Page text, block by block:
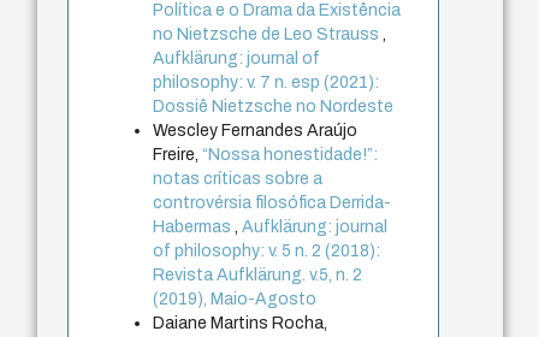
Política e o Drama da Existência
no Nietzsche de Leo Strauss,
Aufklärung: journal of
philosophy: v. 7 n. esp (2021):
Dossiê Nietzsche no Nordeste
Wescley Fernandes Araújo
Freire,“Nossa honestidade!”:
notas críticas sobre a
controvérsia filosófica Derrida-
Habermas,Aufklärung: journal
of philosophy: v. 5 n. 2 (2018):
Revista Aufklärung. v.5, n. 2
(2019), Maio-Agosto
Daiane Martins Rocha,